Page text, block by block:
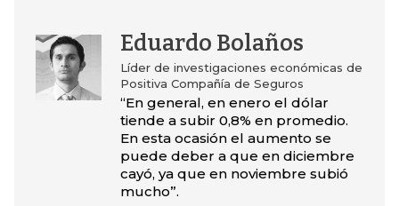
Eduardo Bolaños
Líder de investigaciones económicas de
Positiva Compañía de Seguros
“En general, en enero el dólar
tiende a subir 0,8% en promedio.
En esta ocasión el aumento se
puede deber a que en diciembre
cayó, ya que en noviembre subió
mucho”.